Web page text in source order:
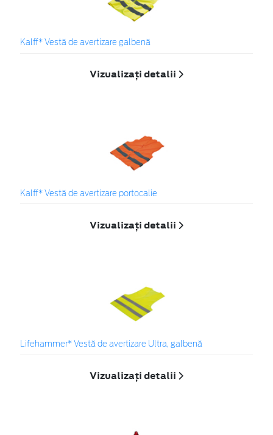
Kalff* Vestă de avertizare galbenă
Vizualizați detalii
Kalff* Vestă de avertizare portocalie
Vizualizați detalii
Lifehammer* Vestă de avertizare Ultra, galbenă
Vizualizați detalii